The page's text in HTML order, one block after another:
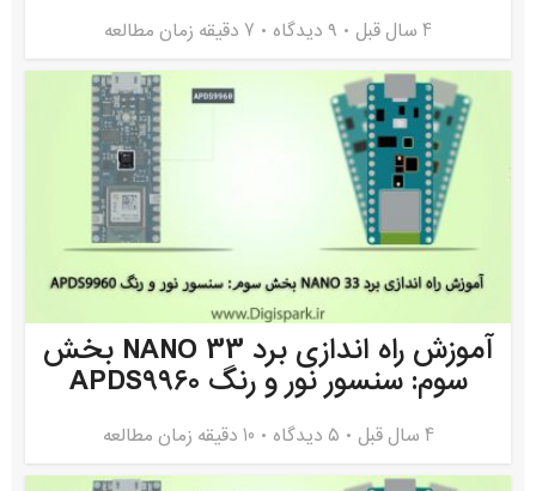
4 سال قبل ۹ دیدگاه 7 دقیقه زمان مطالعه
آموزش راه اندازی برد NANO 33 بخش
سوم: سنسور نور و رنگ APDS9960
4 سال قبل ۵ دیدگاه 10 دقیقه زمان مطالعه